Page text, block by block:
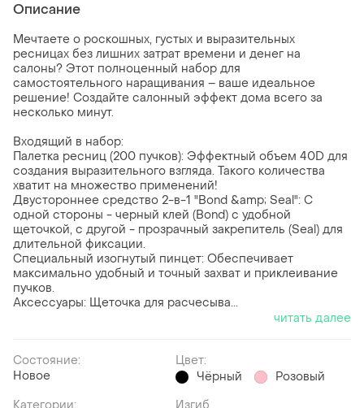
Описание
Мечтаете о роскошных, густых и выразительных
ресницах без лишних затрат времени и денег на
салоны? Этот полноценный набор для
самостоятельного наращивания – ваше идеальное
решение! Создайте салонный эффект дома всего за
несколько минут.
Входящий в набор:
Палетка ресниц (200 пучков): Эффектный объем 40D для
создания выразительного взгляда. Такого количества
хватит на множество применений!
Двустороннее средство 2-в-1 "Bond &amp; Seal": С
одной стороны - черный клей (Bond) с удобной
щеточкой, с другой - прозрачный закрепитель (Seal) для
длительной фиксации.
Специальный изогнутый пинцет: Обеспечивает
максимально удобный и точный захват и приклеивание
пучков.
Аксессуары: Щеточка для расчесыва...
читать далее
Состояние:
Новое
Цвет:
Чёрный
Розовый